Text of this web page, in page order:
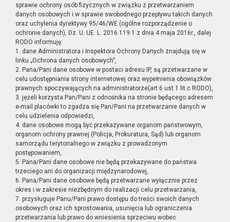
sprawie ochrony osób fizycznych w związku z przetwarzaniem
danych osobowych i w sprawie swobodnego przepływu takich danych
oraz uchylenia dyrektywy 95/46/WE (ogólne rozporządzenie o
ochronie danych), Dz. U. UE. L. 2016.119.1 z dnia 4 maja 2016r., dalej
RODO informuję:
1. dane Administratora i Inspektora Ochrony Danych znajdują się w
linku „Ochrona danych osobowych”,
2. Pana/Pani dane osobowe w postaci adresu IP, są przetwarzane w
celu udostępniania strony internetowej oraz wypełnienia obowiązków
prawnych spoczywających na administratorze(art.6 ust.1 lit.c RODO),
3. jeżeli korzysta Pan/Pani z odnośnika na stronie będącego adresem
e-mail placówki to zgadza się Pan/Pani na przetwarzanie danych w
celu udzielenia odpowiedzi,
4. dane osobowe mogą być przekazywane organom państwowym,
organom ochrony prawnej (Policja, Prokuratura, Sąd) lub organom
samorządu terytorialnego w związku z prowadzonym
postępowaniem,
5. Pana/Pani dane osobowe nie będą przekazywane do państwa
trzeciego ani do organizacji międzynarodowej,
6. Pana/Pani dane osobowe będą przetwarzane wyłącznie przez
okres i w zakresie niezbędnym do realizacji celu przetwarzania,
7. przysługuje Panu/Pani prawo dostępu do treści swoich danych
osobowych oraz ich sprostowania, usunięcia lub ograniczenia
przetwarzania lub prawo do wniesienia sprzeciwu wobec